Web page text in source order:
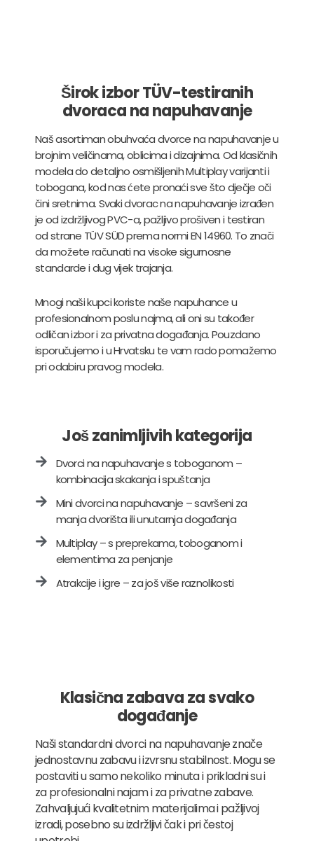
Širok izbor TÜV-testiranih
dvoraca na napuhavanje
Naš asortiman obuhvaća dvorce na napuhavanje u
brojnim veličinama, oblicima i dizajnima. Od klasičnih
modela do detaljno osmišljenih Multiplay varijanti i
tobogana, kod nas ćete pronaći sve što dječje oči
čini sretnima. Svaki dvorac na napuhavanje izrađen
je od izdržljivog PVC-a, pažljivo prošiven i testiran
od strane TÜV SÜD prema normi EN 14960. To znači
da možete računati na visoke sigurnosne
standarde i dug vijek trajanja.
Mnogi naši kupci koriste naše napuhance u
profesionalnom poslu najma, ali oni su također
odličan izbor i za privatna događanja. Pouzdano
isporučujemo i u Hrvatsku te vam rado pomažemo
pri odabiru pravog modela.
Još zanimljivih kategorija
Dvorci na napuhavanje s toboganom –
kombinacija skakanja i spuštanja
Mini dvorci na napuhavanje – savršeni za
manja dvorišta ili unutarnja događanja
Multiplay – s preprekama, toboganom i
elementima za penjanje
Atrakcije i igre – za još više raznolikosti
Klasična zabava za svako
događanje
Naši standardni dvorci na napuhavanje znače
jednostavnu zabavu i izvrsnu stabilnost. Mogu se
postaviti u samo nekoliko minuta i prikladni su i
za profesionalni najam i za privatne zabave.
Zahvaljujući kvalitetnim materijalima i pažljivoj
izradi, posebno su izdržljivi čak i pri čestoj